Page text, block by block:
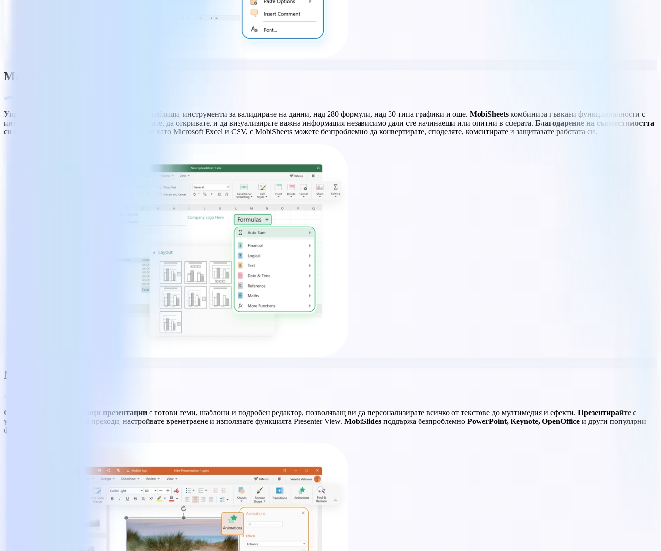
MobiSheets
Управлявайте данните си с обобщителни таблици, инструменти за валидиране на данни, над 280 формули, над 30 типа графики и още. MobiSheets комбинира гъвкави функционалности с
интуитивен интерфейс, така че да анализирате, да откривате, и да визуализирате важна информация независимо дали сте начинаещи или опитни в сферата. Благодарение на съвместимостта
си с всички устройства
и основни формати като Microsoft Excel и CSV, с MobiSheets можете безпроблемно да конвертирате, споделяте, коментирате и защитавате работата си.
MobiSlides
Създавайте вдъхновяващи презентации с готови теми, шаблони и подробен редактор, позволяващ ви да персонализирате всичко от текстове до мултимедия и ефекти. Презентирайте с
увереност
, като добавяте преходи, настройвате времетраене и използвате функцията Presenter View. MobiSlides поддържа безпроблемно PowerPoint, Keynote, OpenOffice и други популярни
формати.